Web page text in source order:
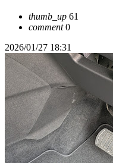
thumb_up 61
comment0
2026/01/27 18:31